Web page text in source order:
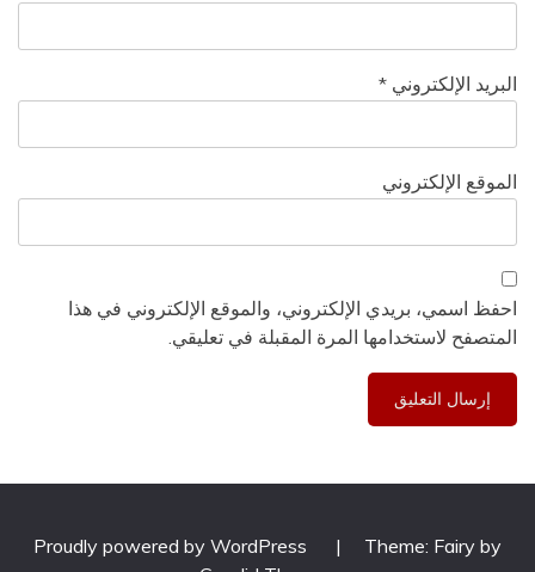
البريد الإلكتروني *
الموقع الإلكتروني
احفظ اسمي، بريدي الإلكتروني، والموقع الإلكتروني في هذا
المتصفح لاستخدامها المرة المقبلة في تعليقي.
Proudly powered by WordPress |
Theme: Fairy by